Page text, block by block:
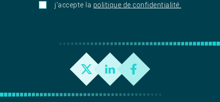
j'accepte la politique de confidentialité.